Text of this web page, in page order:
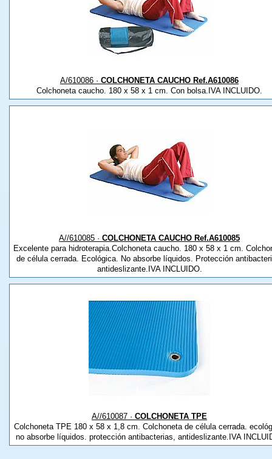
A/610086 · COLCHONETA CAUCHO Ref.A610086
Colchoneta caucho. 180 x 58 x 1 cm. Con bolsa.IVA INCLUIDO.
A//610085 · COLCHONETA CAUCHO Ref.A610085
Excelente para hidroterapia.Colchoneta caucho. 180 x 58 x 1 cm.
de célula cerrada. Ecológica. No absorbe líquidos. Protección
antideslizante.IVA INCLUIDO.
A//610087 · COLCHONETA TPE
Colchoneta TPE 180 x 58 x 1,8 cm. Colchoneta de célula cerrada.
no absorbe líquidos. protección antibacterias, antideslizante.IVA